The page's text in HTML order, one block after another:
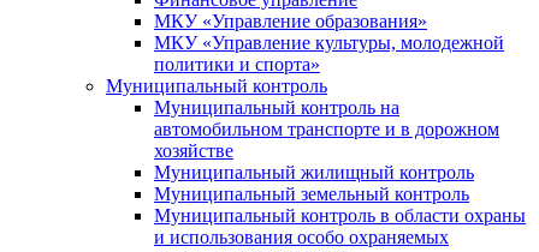
МКУ «Управление образования»
МКУ «Управление культуры, молодежной
политики и спорта»
Муниципальный контроль
Муниципальный контроль на
автомобильном транспорте и в дорожном
хозяйстве
Муниципальный жилищный контроль
Муниципальный земельный контроль
Муниципальный контроль в области охраны
и использования особо охраняемых